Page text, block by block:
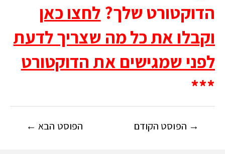
הדוקטורט שלך? לחצו כאן
וקבלו אתכל מה שצריך לדעת
לפני שמגישים את הדוקטורט
***
→ הפוסט הקודם הפוסט הבא ←